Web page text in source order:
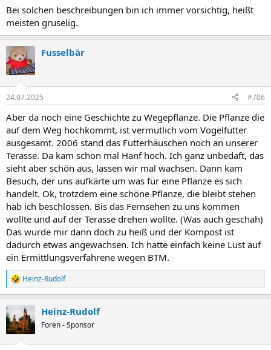
Bei solchen beschreibungen bin ich immer vorsichtig, heißt
meisten gruselig.
Fusselbär
24.07.2025 #706
Aber da noch eine Geschichte zu Wegepflanze. Die Pflanze die
auf dem Weg hochkommt, ist vermutlich vom Vogelfutter
ausgesamt. 2006 stand das Futterhäuschen noch an unserer
Terasse. Da kam schon mal Hanf hoch. Ich ganz unbedaft, das
sieht aber schön aus, lassen wir mal wachsen. Dann kam
Besuch, der uns aufkärte um was für eine Pflanze es sich
handelt. Ok, trotzdem eine schöne Pflanze, die bleibt stehen
hab ich beschlossen. Bis das Fernsehen zu uns kommen
wollte und auf der Terasse drehen wollte. (Was auch geschah)
Das wurde mir dann doch zu heiß und der Kompost ist
dadurch etwas angewachsen. Ich hatte einfach keine Lust auf
ein Ermittlungsverfahrene wegen BTM.
R
e
t
i
Heinz-Rudolf
Heinz-Rudolf
Foren - Sponsor